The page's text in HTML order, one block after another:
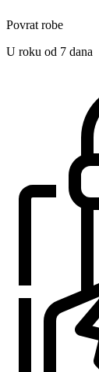
Povrat robe
U roku od 7 dana